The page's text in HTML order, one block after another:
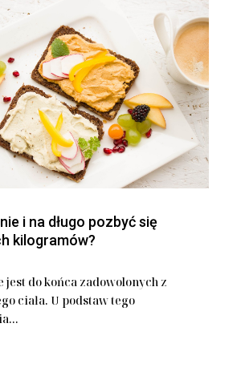
i na długo pozbyć się
kilogramów?
jest do końca zadowolonych z
ciała. U podstaw tego